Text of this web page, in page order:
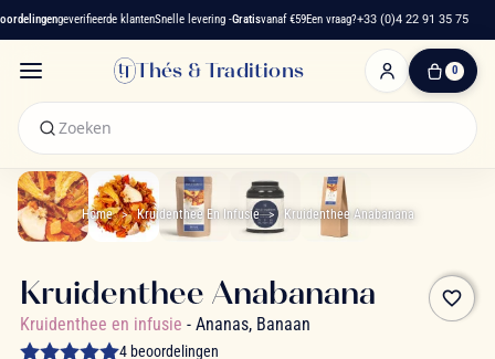
geverifieerde klantenSnelle levering -Gratisvanaf €59Een vraag?+33 (0)4 22 91 35 75
Thés & Traditions 0
0
Home Kruidenthee En Infusie Kruidenthee Anabanana
favorite_border
Kruidenthee Anabanana
Kruidenthee en infusie - Ananas, Banaan
4 beoordelingen